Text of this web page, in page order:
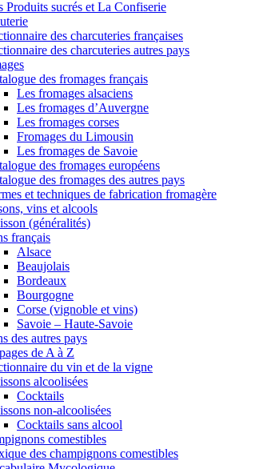
Produits sucrés et La Confiserie
des charcuteries françaises
des charcuteries autres pays
des fromages français
Les fromages alsaciens
Les fromages d’Auvergne
Les fromages corses
Fromages du Limousin
Les fromages de Savoie
des fromages européens
des fromages des autres pays
et techniques de fabrication fromagère
vins et alcools
(généralités)
français
Alsace
Beaujolais
Bordeaux
Bourgogne
Corse (vignoble et vins)
Savoie – Haute-Savoie
des autres pays
de A à Z
du vin et de la vigne
alcoolisées
Cocktails
non-alcoolisées
Cocktails sans alcool
comestibles
des champignons comestibles